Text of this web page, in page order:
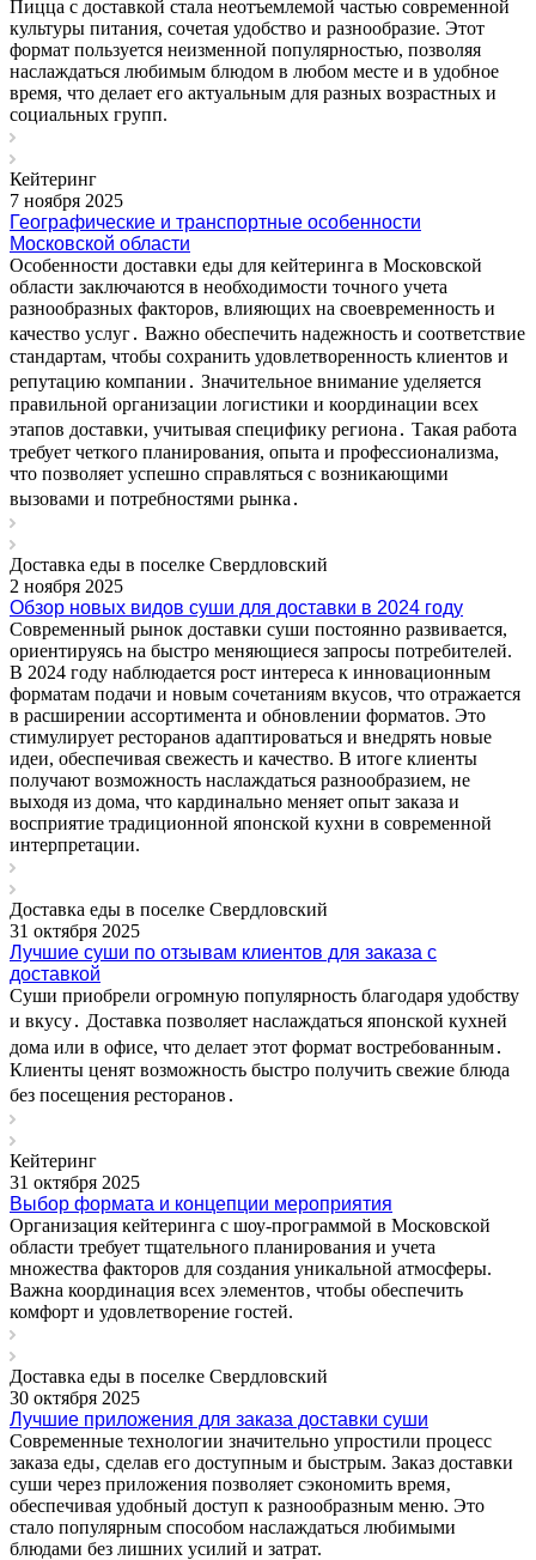
Пицца с доставкой стала неотъемлемой частью современной
культуры питания, сочетая удобство и разнообразие. Этот
формат пользуется неизменной популярностью, позволяя
наслаждаться любимым блюдом в любом месте и в удобное
время, что делает его актуальным для разных возрастных и
социальных групп.
Кейтеринг
7 ноября 2025
Географические и транспортные особенности
Московской области
Особенности доставки еды для кейтеринга в Московской
области заключаются в необходимости точного учета
разнообразных факторов, влияющих на своевременность и
качество услуг․ Важно обеспечить надежность и соответствие
стандартам, чтобы сохранить удовлетворенность клиентов и
репутацию компании․ Значительное внимание уделяется
правильной организации логистики и координации всех
этапов доставки, учитывая специфику региона․ Такая работа
требует четкого планирования, опыта и профессионализма,
что позволяет успешно справляться с возникающими
вызовами и потребностями рынка․
Доставка еды в поселке Свердловский
2 ноября 2025
Обзор новых видов суши для доставки в 2024 году
Современный рынок доставки суши постоянно развивается,
ориентируясь на быстро меняющиеся запросы потребителей.
В 2024 году наблюдается рост интереса к инновационным
форматам подачи и новым сочетаниям вкусов, что отражается
в расширении ассортимента и обновлении форматов. Это
стимулирует ресторанов адаптироваться и внедрять новые
идеи, обеспечивая свежесть и качество. В итоге клиенты
получают возможность наслаждаться разнообразием, не
выходя из дома, что кардинально меняет опыт заказа и
восприятие традиционной японской кухни в современной
интерпретации.
Доставка еды в поселке Свердловский
31 октября 2025
Лучшие суши по отзывам клиентов для заказа с
доставкой
Суши приобрели огромную популярность благодаря удобству
и вкусу․ Доставка позволяет наслаждаться японской кухней
дома или в офисе, что делает этот формат востребованным․
Клиенты ценят возможность быстро получить свежие блюда
без посещения ресторанов․
Кейтеринг
31 октября 2025
Выбор формата и концепции мероприятия
Организация кейтеринга с шоу-программой в Московской
области требует тщательного планирования и учета
множества факторов для создания уникальной атмосферы.
Важна координация всех элементов‚ чтобы обеспечить
комфорт и удовлетворение гостей.
Доставка еды в поселке Свердловский
30 октября 2025
Лучшие приложения для заказа доставки суши
Современные технологии значительно упростили процесс
заказа еды‚ сделав его доступным и быстрым. Заказ доставки
суши через приложения позволяет сэкономить время‚
обеспечивая удобный доступ к разнообразным меню. Это
стало популярным способом наслаждаться любимыми
блюдами без лишних усилий и затрат.